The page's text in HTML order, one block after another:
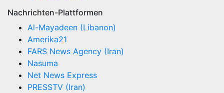
Nachrichten-Plattformen
Al-Mayadeen (Libanon)
Amerika21
FARS News Agency (Iran)
Nasuma
Net News Express
PRESSTV (Iran)